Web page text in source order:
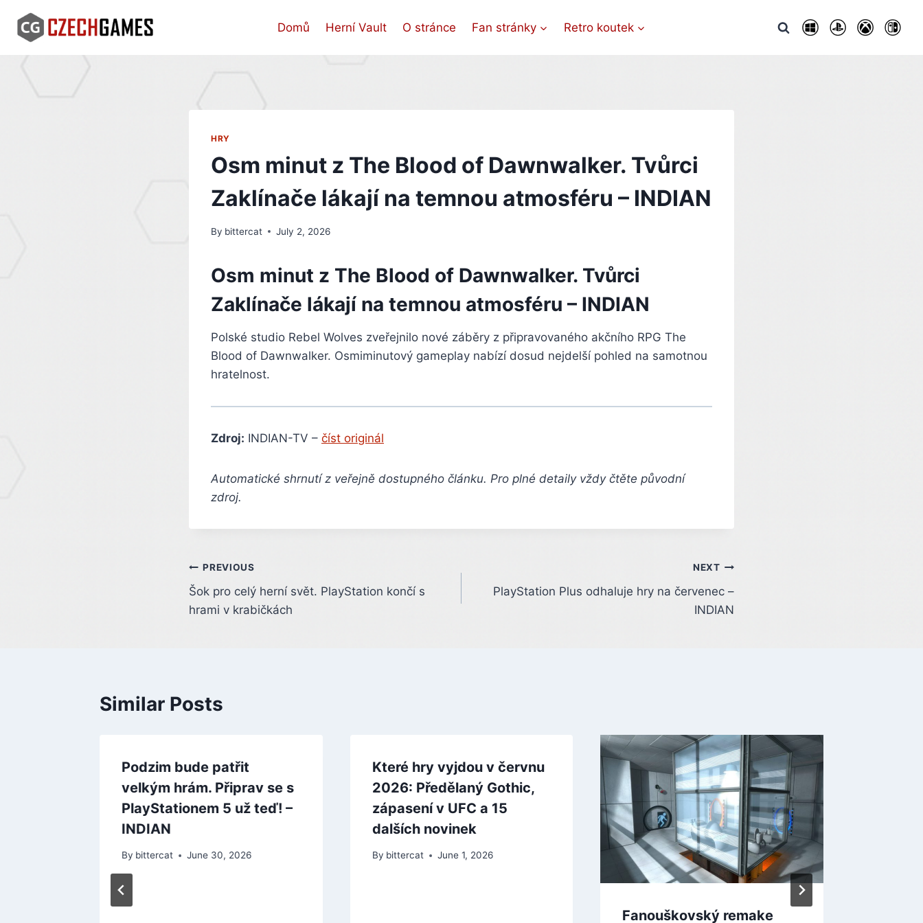
content
Domů Herní Vault O stránce Fan stránky Retro koutek
HRY
Osm minut z The Blood of Dawnwalker. Tvůrci
Zaklínače lákají na temnou atmosféru – INDIAN
By bittercat July 2, 2026
Osm minut z The Blood of Dawnwalker. Tvůrci
Zaklínače lákají na temnou atmosféru – INDIAN
Polské studio Rebel Wolves zveřejnilo nové záběry z připravovaného akčního RPG The
Blood of Dawnwalker. Osmiminutový gameplay nabízí dosud nejdelší pohled na samotnou
hratelnost.
Zdroj: INDIAN-TV – číst originál
Automatické shrnutí z veřejně dostupného článku. Pro plné detaily vždy čtěte původní
zdroj.
Post
navigation
PREVIOUS
Šok pro celý herní svět. PlayStation končí s
hrami v krabičkách
NEXT
PlayStation Plus odhaluje hry na červenec –
INDIAN
Similar Posts
Podzim bude patřit
velkým hrám. Připrav se s
PlayStationem 5 už teď! –
INDIAN
By bittercat June 30, 2026
Které hry vyjdou v červnu
2026: Předělaný Gothic,
zápasení v UFC a 15
dalších novinek
By bittercat June 1, 2026
Fanouškovský remake